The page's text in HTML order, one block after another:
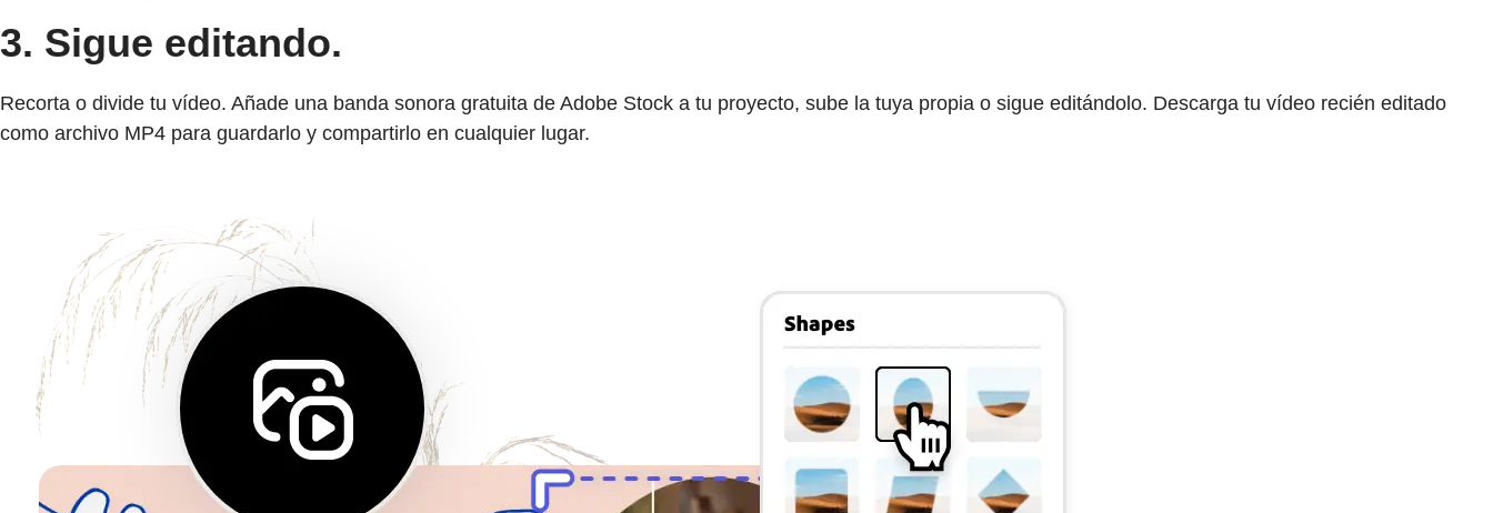
3. Sigue editando.
Recorta o divide tu vídeo. Añade una banda sonora gratuita de Adobe Stock a tu proyecto, sube la tuya propia o sigue editándolo. Descarga tu vídeo recién editado
como archivo MP4 para guardarlo y compartirlo en cualquier lugar.